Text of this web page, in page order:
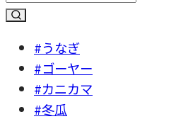
#うなぎ
#ゴーヤー
#カニカマ
#冬瓜